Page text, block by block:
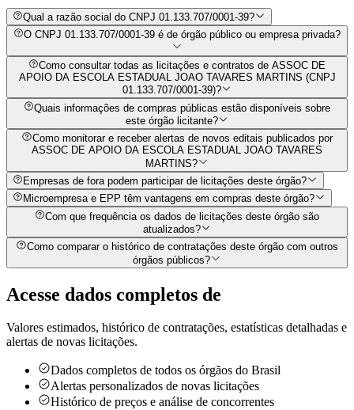
Qual a razão social do CNPJ 01.133.707/0001-39?
O CNPJ 01.133.707/0001-39 é de órgão público ou empresa privada?
Como consultar todas as licitações e contratos de ASSOC DE
APOIO DA ESCOLA ESTADUAL JOAO TAVARES MARTINS (CNPJ
01.133.707/0001-39)?
Quais informações de compras públicas estão disponíveis sobre
este órgão licitante?
Como monitorar e receber alertas de novos editais publicados por
ASSOC DE APOIO DA ESCOLA ESTADUAL JOAO TAVARES
MARTINS?
Empresas de fora podem participar de licitações deste órgão?
Microempresa e EPP têm vantagens em compras deste órgão?
Com que frequência os dados de licitações deste órgão são
atualizados?
Como comparar o histórico de contratações deste órgão com outros
órgãos públicos?
Acesse dados completos de
Valores estimados, histórico de contratações, estatísticas detalhadas e
alertas de novas licitações.
Dados completos de todos os órgãos do Brasil
Alertas personalizados de novas licitações
Histórico de preços e análise de concorrentes